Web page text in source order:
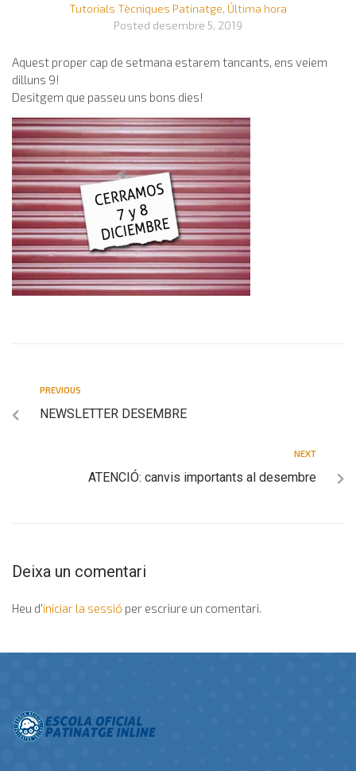
Tutorials Tècniques Patinatge, Última hora
Posted desembre 5, 2019
Aquest proper cap de setmana estarem tancants, ens veiem
dilluns 9!
Desitgem que passeu uns bons dies!
PREVIOUS
NEWSLETTER DESEMBRE
NEXT
ATENCIÓ: canvis importants al desembre
Deixa un comentari
Heu d'iniciar la sessió per escriure un comentari.